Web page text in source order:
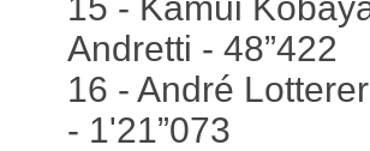
Andretti - 48”422
16 - André
- 1'21”073